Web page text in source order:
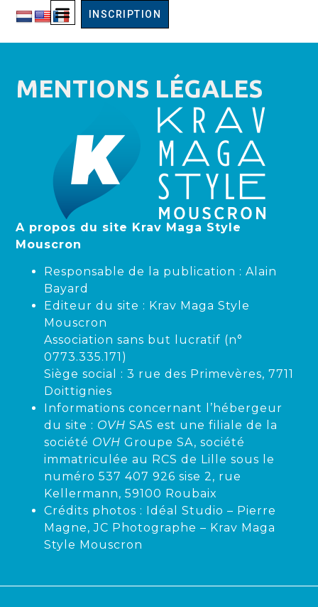
INSCRIPTION
MENTIONS LÉGALES
A propos du site Krav Maga Style
Mouscron
Responsable de la publication : Alain
Bayard
Editeur du site : Krav Maga Style
Mouscron
Association sans but lucratif (n°
0773.335.171)
Siège social :3 rue des Primevères, 7711
Doittignies
Informations concernant l’hébergeur
du site : OVH SAS est une filiale de la
société OVH Groupe SA, société
immatriculée au RCS de Lille sous le
numéro 537 407 926 sise 2, rue
Kellermann, 59100 Roubaix
Crédits photos : Idéal Studio – Pierre
Magne, JC Photographe – Krav Maga
Style Mouscron